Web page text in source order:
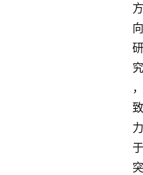
方
向
研
究
，
致
力
于
突